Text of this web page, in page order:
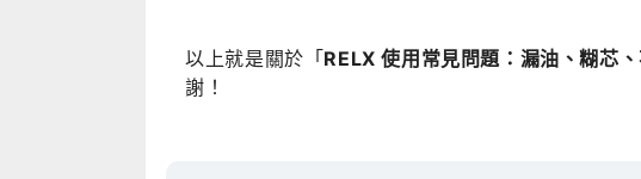
以上就是關於「RELX 使用常見問題：漏油、糊芯
謝！